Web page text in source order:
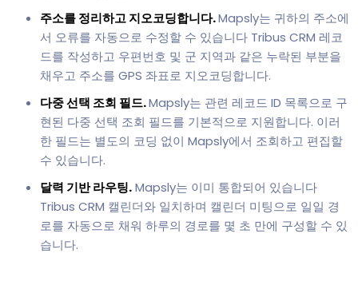
주소를 정리하고 지오코딩합니다.Mapsly는 귀하의 주소에
서 오류를 자동으로 수정할 수 있습니다 Tribus CRM 레코
드를 작성하고 우편번호 및 군 지역과 같은 누락된 부분을
채우고 주소를 GPS 좌표로 지오코딩합니다.
다중 선택 조회 필드.Mapsly는 관련 레코드 ID 목록으로 구
현된 다중 선택 조회 필드를 기본적으로 지원합니다. 이러
한 필드는 별도의 코딩 없이 Mapsly에서 조회하고 편집할
수 있습니다.
달력 기반 라우팅.Mapsly는 이미 통합되어 있습니다
Tribus CRM 캘린더와 일치하며 캘린더 미팅으로 일일 경
로를 자동으로 채워 하루의 경로를 몇 초 만에 구성할 수 있
습니다.